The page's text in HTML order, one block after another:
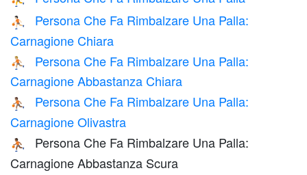
⛹🏻
Persona Che Fa Rimbalzare Una Palla:
Carnagione Chiara
⛹🏼
Persona Che Fa Rimbalzare Una Palla:
Carnagione Abbastanza Chiara
⛹🏽
Persona Che Fa Rimbalzare Una Palla:
Carnagione Olivastra
⛹🏾
Persona Che Fa Rimbalzare Una Palla:
Carnagione Abbastanza Scura